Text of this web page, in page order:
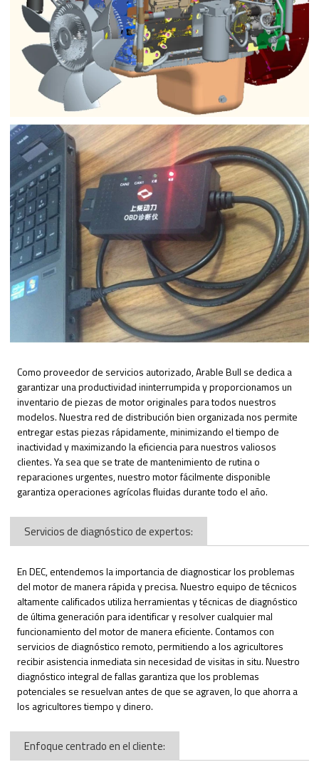
Como proveedor de servicios autorizado, Arable Bull se dedica a
garantizar una productividad ininterrumpida y proporcionamos un
inventario de piezas de motor originales para todos nuestros
modelos. Nuestra red de distribución bien organizada nos permite
entregar estas piezas rápidamente, minimizando el tiempo de
inactividad y maximizando la eficiencia para nuestros valiosos
clientes. Ya sea que se trate de mantenimiento de rutina o
reparaciones urgentes, nuestro motor fácilmente disponible
garantiza operaciones agrícolas fluidas durante todo el año.
Servicios de diagnóstico de expertos:
En DEC, entendemos la importancia de diagnosticar los problemas
del motor de manera rápida y precisa. Nuestro equipo de técnicos
altamente calificados utiliza herramientas y técnicas de diagnóstico
de última generación para identificar y resolver cualquier mal
funcionamiento del motor de manera eficiente. Contamos con
servicios de diagnóstico remoto, permitiendo a los agricultores
recibir asistencia inmediata sin necesidad de visitas in situ. Nuestro
diagnóstico integral de fallas garantiza que los problemas
potenciales se resuelvan antes de que se agraven, lo que ahorra a
los agricultores tiempo y dinero.
Enfoque centrado en el cliente: